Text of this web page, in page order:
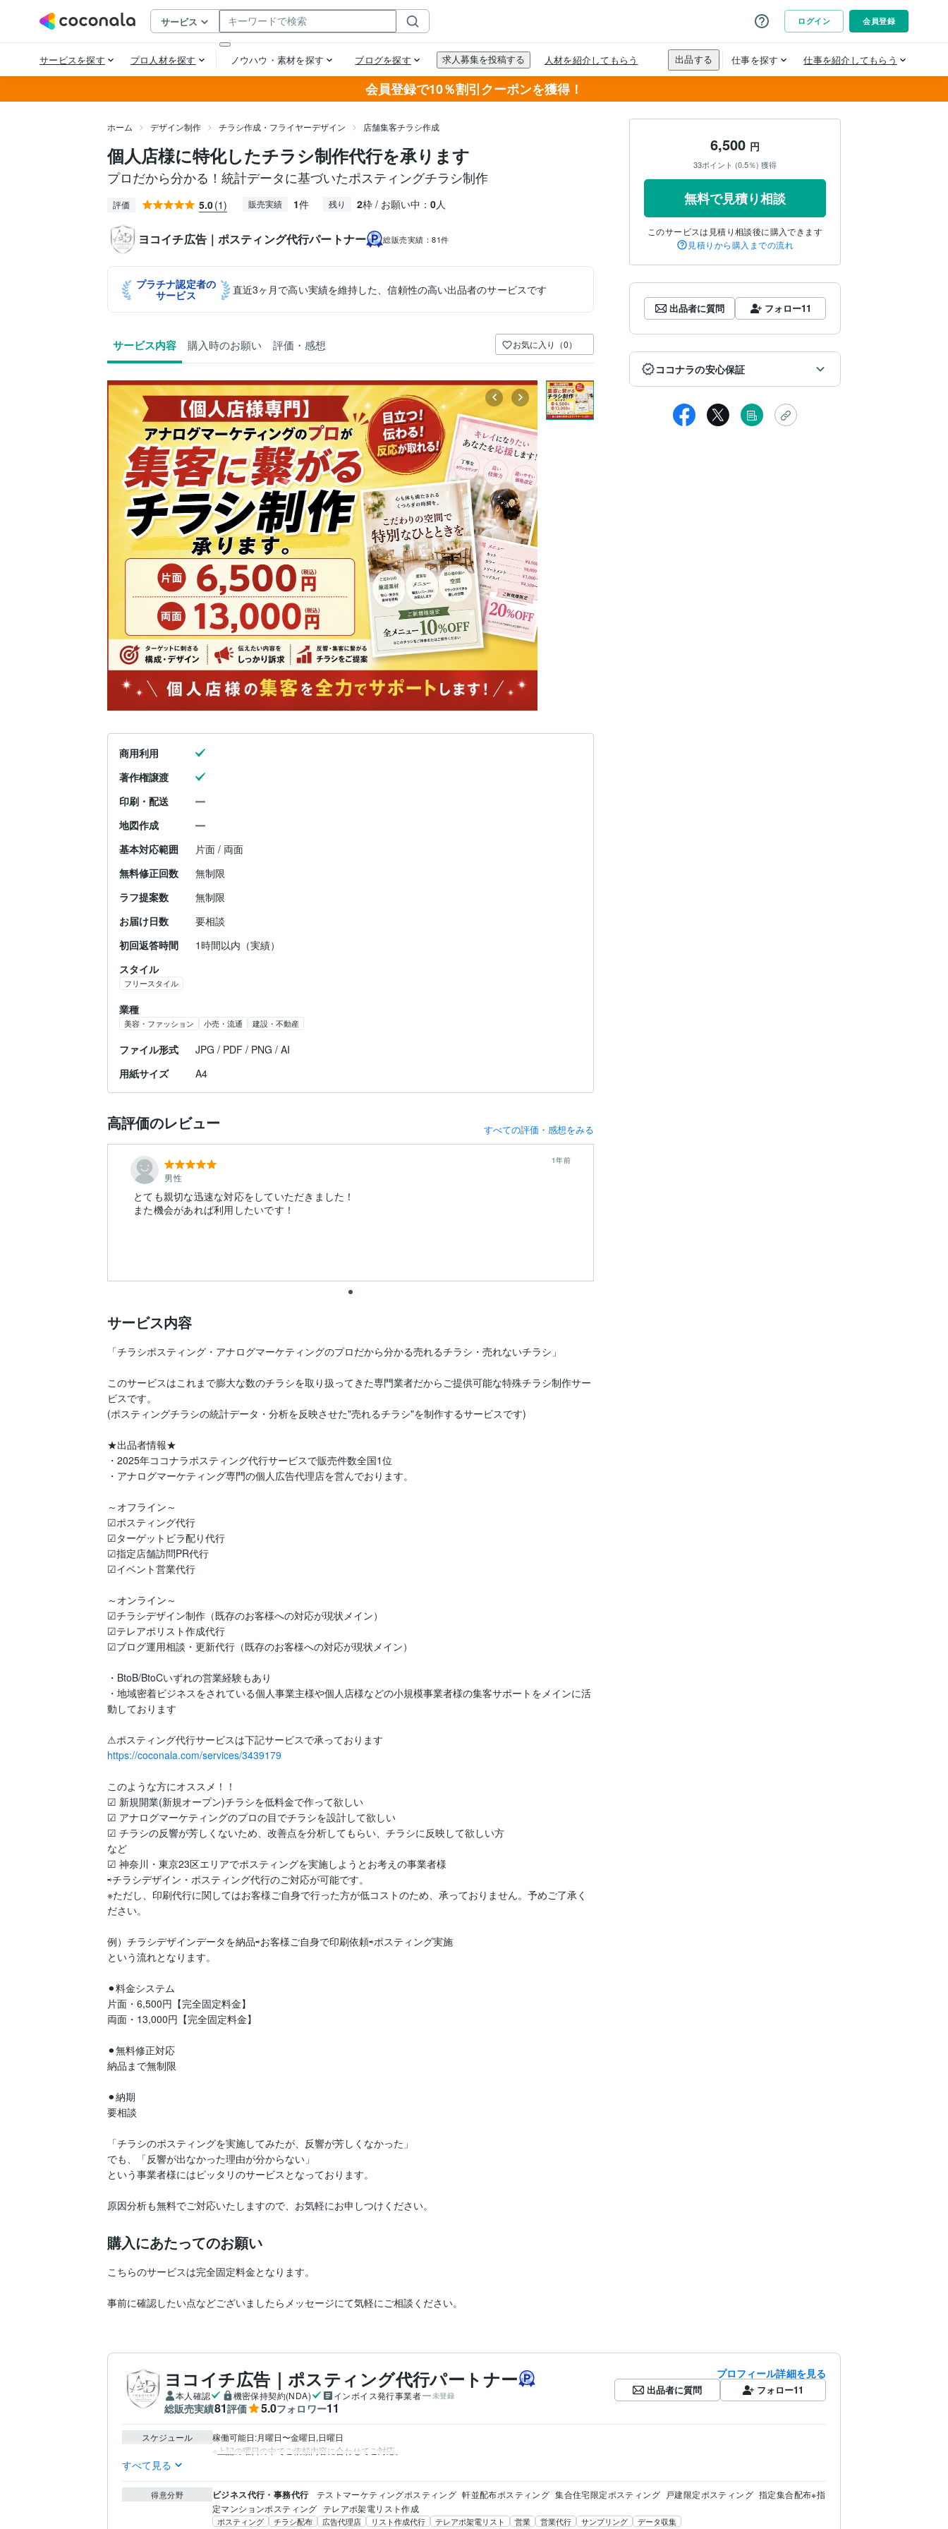
会員登録で10％割引クーポンを獲得！
ホーム デザイン制作 チラシ作成・フライヤーデザイン 店舗集客チラシ作成
個人店様に特化したチラシ制作代行を承ります
プロだから分かる！統計データに基づいたポスティングチラシ制作
評価 5.0(1) 販売実績 1件 残り 2枠 / お願い中： 0人
ヨコイチ広告｜ポスティング代行パートナー 総販売実績： 81件
プラチナ認定者の
サービス
直近3ヶ月で高い実績を維持した、信頼性の高い出品者のサービスです
サービス内容 購入時のお願い 評価・感想 お気に入り（0）
商用利用
著作権譲渡
印刷・配送
地図作成
基本対応範囲
片面 / 両面
無料修正回数
無制限
ラフ提案数
無制限
お届け日数
要相談
初回返答時間
1時間以内（実績）
スタイル
フリースタイル
業種
美容・ファッション 小売・流通 建設・不動産
ファイル形式
JPG / PDF / PNG / AI
用紙サイズ
A4
高評価のレビュー すべての評価・感想をみる
男性
1年前
とても親切な迅速な対応をしていただきました！
また機会があれば利用したいです！
サービス内容
「チラシポスティング・アナログマーケティングのプロだから分かる売れるチラシ・売れないチラシ」
このサービスはこれまで膨大な数のチラシを取り扱ってきた専門業者だからご提供可能な特殊チラシ制作サー
ビスです。
(ポスティングチラシの統計データ・分析を反映させた"売れるチラシ"を制作するサービスです)
★出品者情報★
・2025年ココナラポスティング代行サービスで販売件数全国1位
・アナログマーケティング専門の個人広告代理店を営んでおります。
～オフライン～
☑ポスティング代行
☑ターゲットビラ配り代行
☑指定店舗訪問PR代行
☑イベント営業代行
～オンライン～
☑チラシデザイン制作（既存のお客様への対応が現状メイン）
☑テレアポリスト作成代行
☑ブログ運用相談・更新代行（既存のお客様への対応が現状メイン）
・BtoB/BtoCいずれの営業経験もあり
・地域密着ビジネスをされている個人事業主様や個人店様などの小規模事業者様の集客サポートをメインに活
動しております
https://coconala.com/services/3439179
このような方にオススメ！！
☑︎ 新規開業(新規オープン)チラシを低料金で作って欲しい
☑︎ アナログマーケティングのプロの目でチラシを設計して欲しい
☑︎ チラシの反響が芳しくないため、改善点を分析してもらい、チラシに反映して欲しい方
など
☑︎ 神奈川・東京23区エリアでポスティングを実施しようとお考えの事業者様
⇨チラシデザイン・ポスティング代行のご対応が可能です。
※ただし、印刷代行に関してはお客様ご自身で行った方が低コストのため、承っておりません。予めご了承く
ださい。
例）チラシデザインデータを納品⇨お客様ご自身で印刷依頼⇨ポスティング実施
という流れとなります。
⚫︎料金システム
片面・6,500円【完全固定料金】
両面・13,000円【完全固定料金】
⚫︎無料修正対応
納品まで無制限
⚫︎納期
要相談
「チラシのポスティングを実施してみたが、反響が芳しくなかった」
でも、「反響が出なかった理由が分からない」
という事業者様にはピッタリのサービスとなっております。
原因分析も無料でご対応いたしますので、お気軽にお申しつけください。
購入にあたってのお願い
こちらのサービスは完全固定料金となります。
事前に確認したい点などございましたらメッセージにて気軽にご相談ください。
6,500 円
33ポイント (0.5％) 獲得
無料で見積り相談
このサービスは見積り相談後に購入できます
見積りから購入までの流れ
出品者に質問 フォロー11
ココナラの安心保証
ヨコイチ広告｜ポスティング代行パートナー
本人確認 機密保持契約(NDA) インボイス発行事業者 未登録
総販売実績81評価 5.0フォロワー11
プロフィール詳細を見る
出品者に質問 フォロー11
スケジュール
稼働可能日:月曜日〜金曜日,日曜日
すべて見る
得意分野 ビジネス代行・事務代行 テストマーケティングポスティング 軒並配布ポスティング 集合住宅限定ポスティング 戸建限定ポスティング 指定集合配布※指
定マンションポスティング テレアポ架電リスト作成
ポスティング チラシ配布 広告代理店 リスト作成代行 テレアポ架電リスト 営業 営業代行 サンプリング データ収集